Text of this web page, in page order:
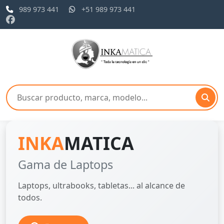
989 973 441 +51 989 973 441
INKAMATICA
Gama de Laptops
Laptops, ultrabooks, tabletas... al alcance de
todos.